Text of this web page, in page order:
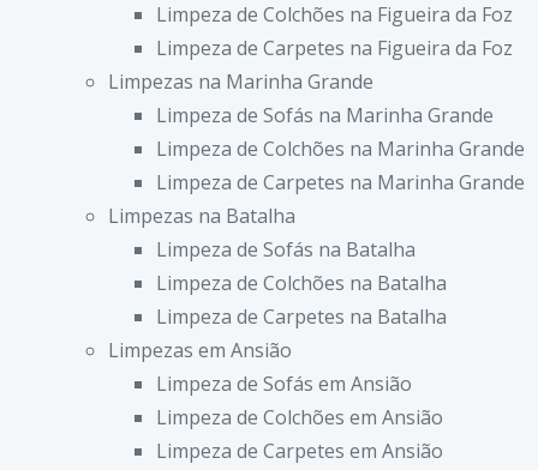
Limpeza de Colchões na Figueira da Foz
Limpeza de Carpetes na Figueira da Foz
Limpezas na Marinha Grande
Limpeza de Sofás na Marinha Grande
Limpeza de Colchões na Marinha Grande
Limpeza de Carpetes na Marinha Grande
Limpezas na Batalha
Limpeza de Sofás na Batalha
Limpeza de Colchões na Batalha
Limpeza de Carpetes na Batalha
Limpezas em Ansião
Limpeza de Sofás em Ansião
Limpeza de Colchões em Ansião
Limpeza de Carpetes em Ansião